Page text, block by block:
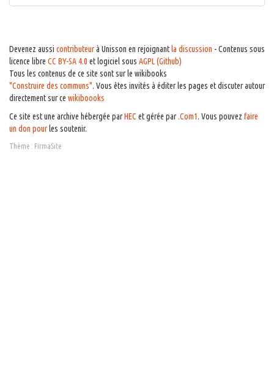
Devenez aussi contributeurà Unisson en rejoignantla discussion - Contenus sous
licence libre CC BY-SA 4.0 et logiciel sous AGPL (Github)
Tous les contenus de ce site sont sur le wikibooks
"Construire des communs". Vous êtes invités à éditer les pages et discuter autour
directement sur ce wikiboooks
Ce site est une archive hébergée parHECet gérée par.Com1. Vous pouvez faire
un don pourles soutenir.
Thème : FirmaSite